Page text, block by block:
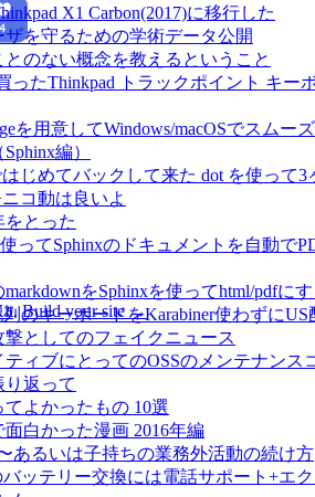
X1 Carbon(2017)に移行した
ザを守るための学術データ公開
のない概念を教えるということ
ったThinkpad トラックポイント キー
を用意してWindows/macOSでスムー
編）
はじめてバックして来た dot を使って3
をとった
ってSphinxのドキュメントを自動で
をSphinxを使ってhtml/pdfに
列のキーボードをKarabiner使わずに
撃としてのフェイクニュース
ィブにとってのOSSのメンテナンス
り返って
てよかったもの 10選
白かった漫画 2016年編
あるいは子持ちの業務外活動の続け方
バッテリー交換には電話サポート+エ
コ動は良いよ
.Build your site →